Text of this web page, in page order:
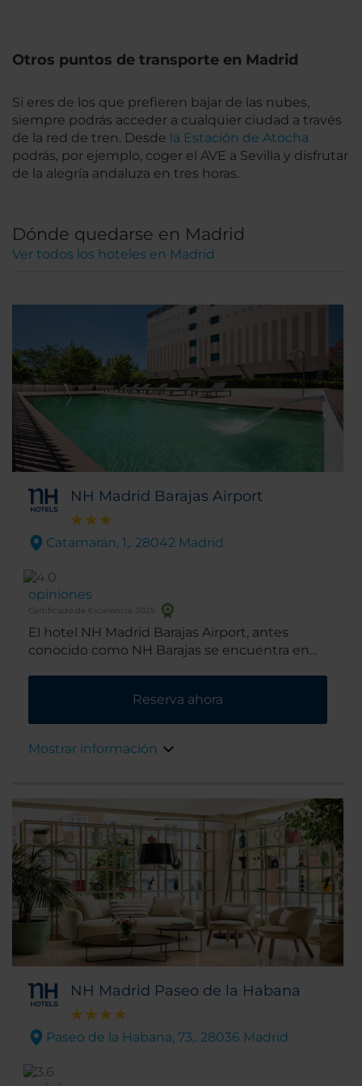
Otros puntos de transporte en Madrid
Si eres de los que prefieren bajar de las nubes,
siempre podrás acceder a cualquier ciudad a través
de la red de tren. Desde la Estación de Atocha
podrás, por ejemplo, coger el AVE a Sevilla y disfrutar
de la alegría andaluza en tres horas.
Dónde quedarse en Madrid
Ver todos los hoteles en Madrid
NH Madrid Barajas Airport
Catamarán, 1,. 28042 Madrid
opiniones
Certificado de Excelencia 2025
El hotel NH Madrid Barajas Airport, antes
conocido como NH Barajas se encuentra en
parque del Capricho y a 10 minutos en coche
de IFEMA, el recinto ferial más grande de la
en unos pocos minutos utilizando la cercana
Reserva ahora
Mostrar información
NH Madrid Paseo de la Habana
Paseo de la Habana, 73,. 28036 Madrid